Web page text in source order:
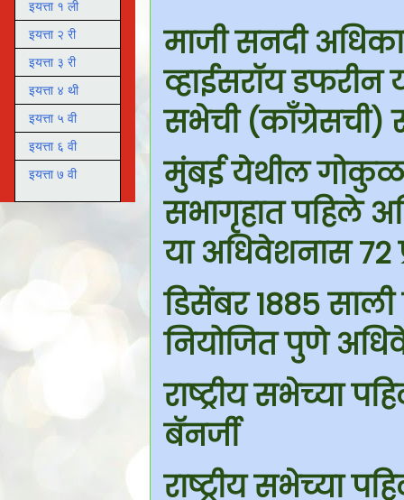
माजी सनदी
व्हाईसरॉय डफरीन
सभेची (काँग्रेसची)
मुंबई येथील
सभागृहात पहिले
या अधिवेशनास 72
डिसेंबर 1885
नियोजित पुणे
राष्ट्रीय सभेच्या
बॅनर्जी
राष्ट्रीय सभेच्या
इयत्ता १ ली
इयत्ता २ री
इयत्ता ३ री
इयत्ता ४ थी
इयत्ता ५ वी
इयत्ता ६ वी
इयत्ता ७ वी